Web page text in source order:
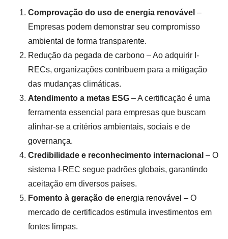
Comprovação do uso de energia renovável –
Empresas podem demonstrar seu compromisso
ambiental de forma transparente.
Redução da pegada de carbono – Ao adquirir I-
RECs, organizações contribuem para a mitigação
das mudanças climáticas.
Atendimento a metas ESG – A certificação é uma
ferramenta essencial para empresas que buscam
alinhar-se a critérios ambientais, sociais e de
governança.
Credibilidade e reconhecimento internacional – O
sistema I-REC segue padrões globais, garantindo
aceitação em diversos países.
Fomento à geração de energia renovável – O
mercado de certificados estimula investimentos em
fontes limpas.